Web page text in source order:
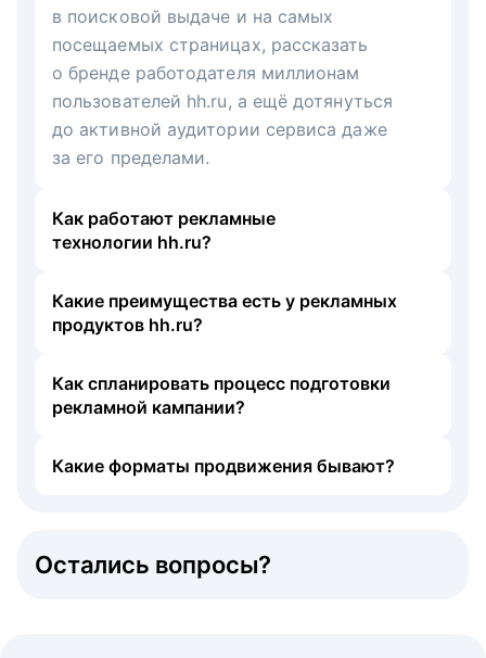
в поисковой выдаче и на самых
посещаемых страницах, рассказать
о бренде работодателя миллионам
пользователей hh.ru, а ещё дотянуться
до активной аудитории сервиса даже
за его пределами.
Как работают рекламные
технологии hh.ru?
Какие преимущества есть у рекламных
продуктов hh.ru?
Как спланировать процесс подготовки
рекламной кампании?
Какие форматы продвижения бывают?
Остались вопросы?